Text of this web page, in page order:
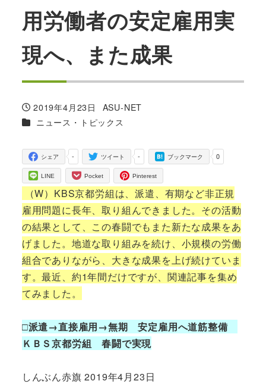
用労働者の安定雇用実
現へ、また成果
投稿日
2019年4月23日
著
者
ASU-NET
カテゴリー
ニュース・トピックス
-
シェア -
ツイート 0
ブックマーク
LINE Pocket Pinterest
（W）KBS京都労組は、派遣、有期など非正規
雇用問題に長年、取り組んできました。その活動
の結果として、この春闘でもまた新たな成果をあ
げました。地道な取り組みを続け、小規模の労働
組合でありながら、大きな成果を上げ続けていま
す。最近、約1年間だけですが、関連記事を集め
てみました。
□派遣→直接雇用→無期 安定雇用へ道筋整備
ＫＢＳ京都労組 春闘で実現
しんぶん赤旗 2019年4月23日